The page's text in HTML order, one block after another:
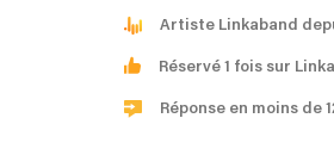
Artiste Linkaband
Réservé 1 fois sur
Réponse en moins de